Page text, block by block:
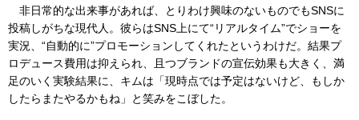
非日常的な出来事があれば、とりわけ興味のないものでもSNSに
投稿しがちな現代人。彼らはSNS上にて“リアルタイム”でショーを
実況、“自動的に”プロモーションしてくれたというわけだ。結果プ
ロデュース費用は抑えられ、且つブランドの宣伝効果も大きく、満
足のいく実験結果に、キムは「現時点では予定はないけど、もしか
したらまたやるかもね」と笑みをこぼした。